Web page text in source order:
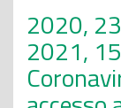
2020,
2021,